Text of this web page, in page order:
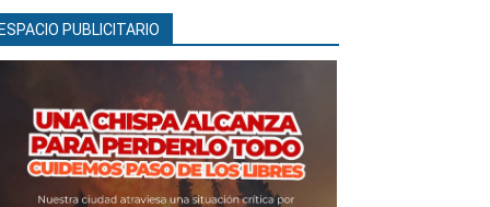
PUBLICITARIO